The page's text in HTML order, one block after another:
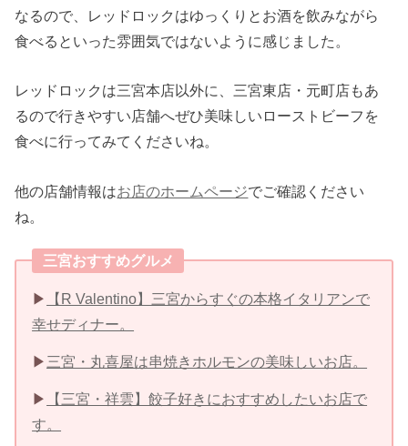
なるので、レッドロックはゆっくりとお酒を飲みながら
食べるといった雰囲気ではないように感じました。
レッドロックは三宮本店以外に、三宮東店・元町店もあ
るので行きやすい店舗へぜひ美味しいローストビーフを
食べに行ってみてくださいね。
他の店舗情報はお店のホームページでご確認ください
ね。
三宮おすすめグルメ
▶︎
【R Valentino】三宮からすぐの本格イタリアンで
幸せディナー。
▶︎ 三宮・丸喜屋は串焼きホルモンの美味しいお店。
▶︎
【三宮・祥雲】餃子好きにおすすめしたいお店で
す。